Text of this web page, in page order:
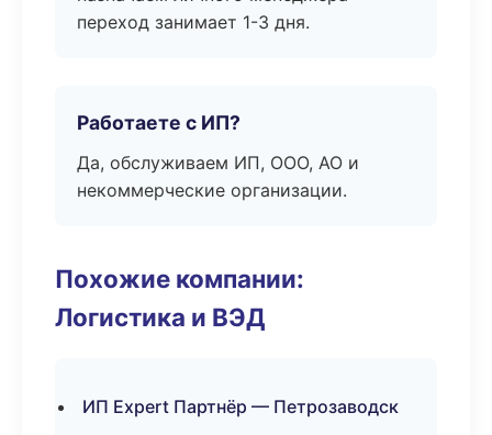
переход занимает 1-3 дня.
Работаете с ИП?
Да, обслуживаем ИП, ООО, АО и
некоммерческие организации.
Похожие компании:
Логистика и ВЭД
ИП Expert Партнёр — Петрозаводск